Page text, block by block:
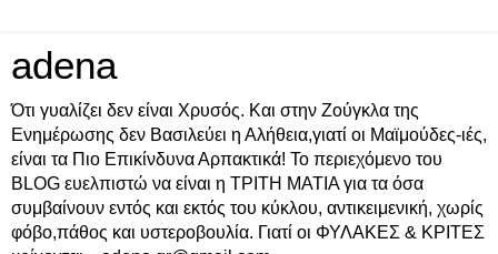
adena
Ότι γυαλίζει δεν είναι Χρυσός. Και στην Ζούγκλα της
Ενημέρωσης δεν Βασιλεύει η Αλήθεια,γιατί οι Μαϊμούδες-ιές,
είναι τα Πιο Επικίνδυνα Αρπακτικά! Το περιεχόμενο του
BLOG ευελπιστώ να είναι η ΤΡΙΤΗ ΜΑΤΙΑ για τα όσα
συμβαίνουν εντός και εκτός του κύκλου, αντικειμενική, χωρίς
φόβο,πάθος και υστεροβουλία. Γιατί οι ΦΥΛΑΚΕΣ & ΚΡΙΤΕΣ